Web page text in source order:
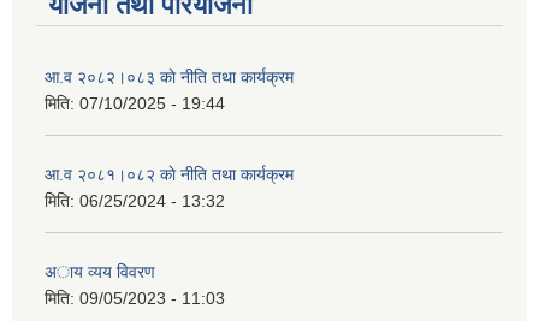
आ.व २०८२।०८३ काे नीति तथा कार्यक्रम
मिति: 07/10/2025 - 19:44
आ.व २०८१।०८२ काे नीति तथा कार्यक्रम
मिति: 06/25/2024 - 13:32
अाय व्यय विवरण
मिति: 09/05/2023 - 11:03